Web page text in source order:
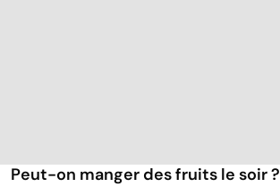
Peut-on manger des fruits le soir ?